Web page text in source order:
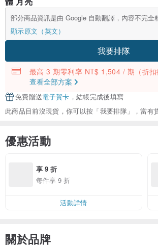
部分商品資訊是由 Google 自動翻譯，內容不完全
顯示原文（英文）
我要排隊
最高 3 期零利率 NT$ 1,504 / 期 （折扣
查看全部方案
免費贈送電子賀卡 ，結帳完成後填寫
此商品目前沒現貨，你可以按「我要排隊」，當有
優惠活動
享 9 折
每件享 9 折
活動詳情
關於品牌